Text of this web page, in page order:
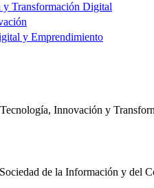
y Transformación Digital
y Emprendimiento
Innovación y
de la Información y del